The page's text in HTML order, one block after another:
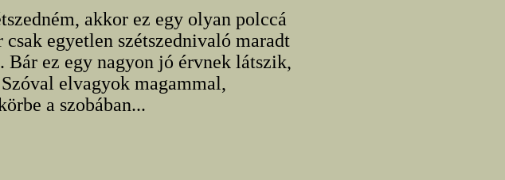
akkor ez egy olyan polccá
egyetlen szétszednivaló maradt
ez egy nagyon jó érvnek látszik,
elvagyok magammal,
a szobában...